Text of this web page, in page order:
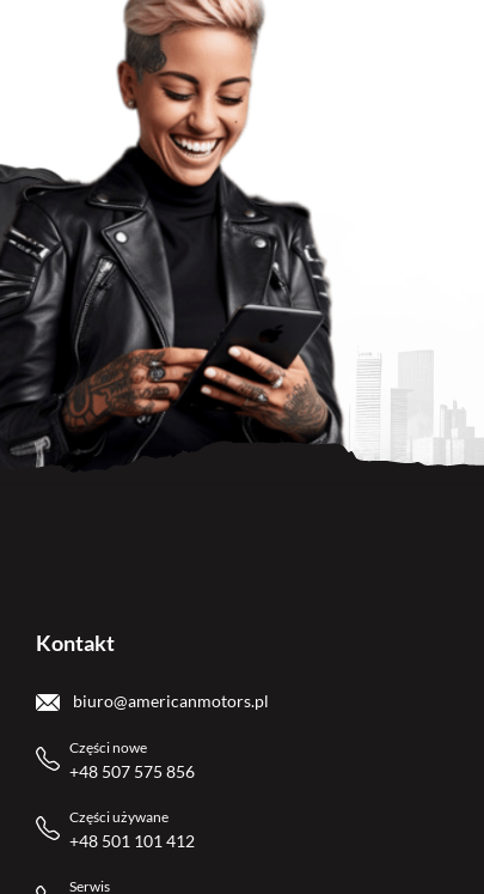
Kontakt
biuro@americanmotors.pl
Części nowe
+48 507 575 856
Części używane
+48 501 101 412
Serwis